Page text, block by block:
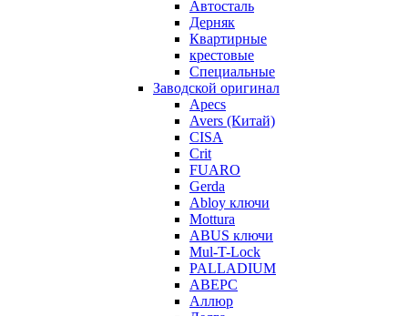
Автосталь
Дерняк
Квартирные
крестовые
Специальные
Заводской оригинал
Apecs
Avers (Китай)
CISA
Crit
FUARO
Gerda
Abloy ключи
Mottura
ABUS ключи
Mul-T-Lock
PALLADIUM
АВЕРС
Аллюр